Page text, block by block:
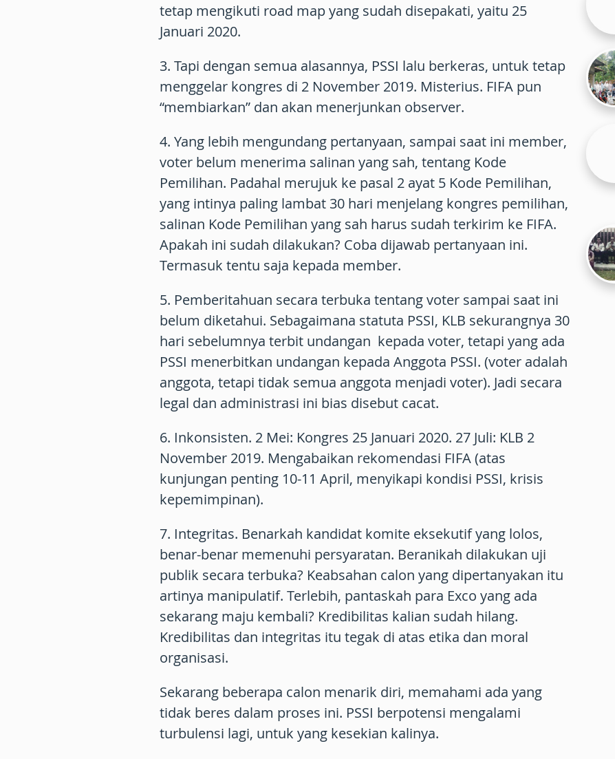
tetap mengikuti road map yang sudah disepakati, yaitu 25
Januari 2020.
3. Tapi dengan semua alasannya, PSSI lalu berkeras, untuk tetap
menggelar kongres di 2 November 2019. Misterius. FIFA pun
“membiarkan” dan akan menerjunkan observer.
4. Yang lebih mengundang pertanyaan, sampai saat ini member,
voter belum menerima salinan yang sah, tentang Kode
Pemilihan. Padahal merujuk ke pasal 2 ayat 5 Kode Pemilihan,
yang intinya paling lambat 30 hari menjelang kongres pemilihan,
salinan Kode Pemilihan yang sah harus sudah terkirim ke FIFA.
Apakah ini sudah dilakukan? Coba dijawab pertanyaan ini.
Termasuk tentu saja kepada member.
5. Pemberitahuan secara terbuka tentang voter sampai saat ini
belum diketahui. Sebagaimana statuta PSSI, KLB sekurangnya 30
hari sebelumnya terbit undangan kepada voter, tetapi yang ada
PSSI menerbitkan undangan kepada Anggota PSSI. (voter adalah
anggota, tetapi tidak semua anggota menjadi voter). Jadi secara
legal dan administrasi ini bias disebut cacat.
6. Inkonsisten. 2 Mei: Kongres 25 Januari 2020. 27 Juli: KLB 2
November 2019. Mengabaikan rekomendasi FIFA (atas
kunjungan penting 10-11 April, menyikapi kondisi PSSI, krisis
kepemimpinan).
7. Integritas. Benarkah kandidat komite eksekutif yang lolos,
benar-benar memenuhi persyaratan. Beranikah dilakukan uji
publik secara terbuka? Keabsahan calon yang dipertanyakan itu
artinya manipulatif. Terlebih, pantaskah para Exco yang ada
sekarang maju kembali? Kredibilitas kalian sudah hilang.
Kredibilitas dan integritas itu tegak di atas etika dan moral
organisasi.
Sekarang beberapa calon menarik diri, memahami ada yang
tidak beres dalam proses ini. PSSI berpotensi mengalami
turbulensi lagi, untuk yang kesekian kalinya.